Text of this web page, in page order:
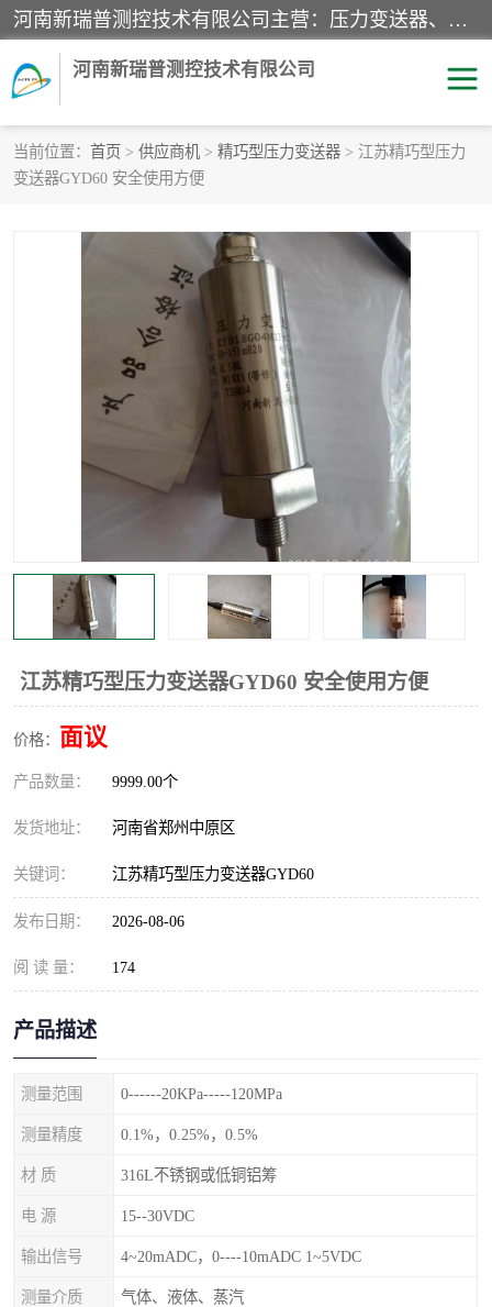
河南新瑞普测控技术有限公司主营：压力变送器、液位变送器、差压变送器、雷达料位计、电容物位计、温度显示控制仪表、电量变送器、流量计、工业自动化系统成套设备。
河南新瑞普测控技术有限公司
当前位置： 首页 > 供应商机 > 精巧型压力变送器 > 江苏精巧型压力
变送器GYD60 安全使用方便
江苏精巧型压力变送器GYD60 安全使用方便
价格： 面议
产品数量： 9999.00个
发货地址： 河南省郑州中原区
关键词： 江苏精巧型压力变送器GYD60
发布日期： 2026-08-06
阅 读 量： 174
产品描述
测量范围 0------20KPa-----120MPa
测量精度 0.1%，0.25%，0.5%
材 质 316L不锈钢或低铜铝筹
电 源 15--30VDC
输出信号 4~20mADC，0----10mADC 1~5VDC
测量介质 气体、液体、蒸汽
霍尼韦尔压力变送器
精巧型压力变送器
雷达料位计
标准型工业压力变送器 罐旁显示仪
差压变送器 温度传感器变送器
压力变送器 电容物位计
电量变送器
流量计 工业自动化系统成套设备